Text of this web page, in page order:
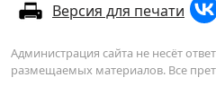
Версия для печати
Администрация сайта не несёт
размещаемых материалов. Все